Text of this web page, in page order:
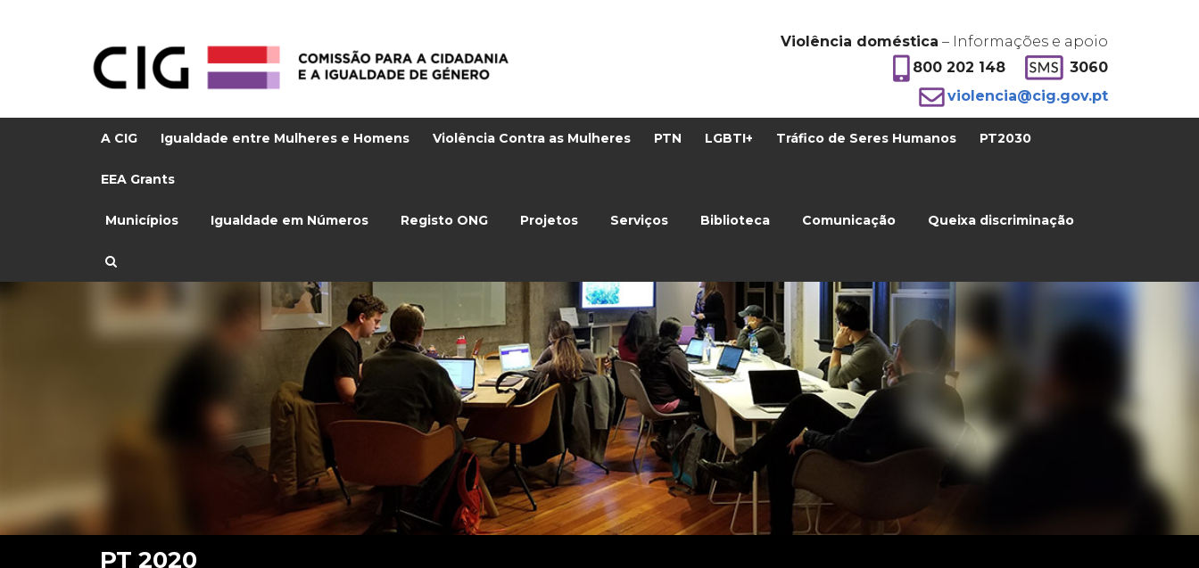
Violência doméstica – Informações e apoio
800 202 148
3060
violencia@cig.gov.pt
A CIG Igualdade entre Mulheres e Homens Violência Contra as Mulheres PTN LGBTI+ Tráfico de Seres Humanos PT2030
EEA Grants
Municípios Igualdade em Números Registo ONG Projetos Serviços Biblioteca Comunicação Queixa discriminação